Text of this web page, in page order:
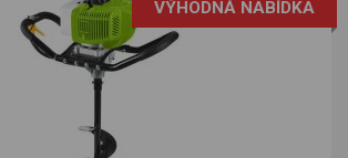
VÝHODNÁ NABÍDKA